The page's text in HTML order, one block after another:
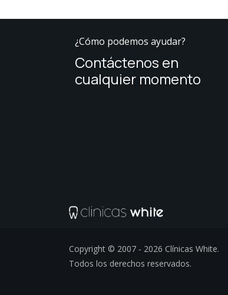
¿Cómo podemos ayudar?
Contáctenos en
cualquier momento
Copyright © 2007 - 2026 Clínicas White.
Todos los derechos reservados.